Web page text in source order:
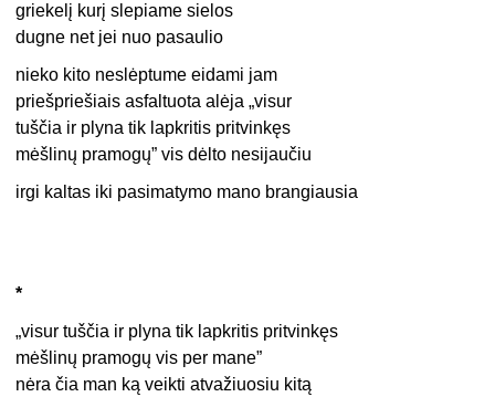
griekelį kurį slepiame sielos
dugne net jei nuo pasaulio
nieko kito neslėptume eidami jam
priešpriešiais asfaltuota alėja „visur
tuščia ir plyna tik lapkritis pritvinkęs
mėšlinų pramogų” vis dėlto nesijaučiu
irgi kaltas iki pasimatymo mano brangiausia
*
„visur tuščia ir plyna tik lapkritis pritvinkęs
mėšlinų pramogų vis per mane”
nėra čia man ką veikti atvažiuosiu kitą